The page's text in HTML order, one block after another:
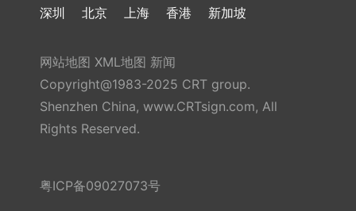
深圳 北京 上海 香港 新加坡
网站地图 XML地图 新闻
Copyright@1983-2025 CRT group.
Shenzhen China, www.CRTsign.com, All
Rights Reserved.
粤ICP备09027073号